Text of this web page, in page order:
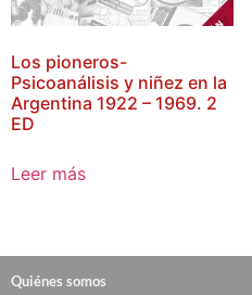
Los pioneros-
Psicoanálisis y niñez en la
Argentina 1922 – 1969. 2
ED
Leer más
Quiénes somos